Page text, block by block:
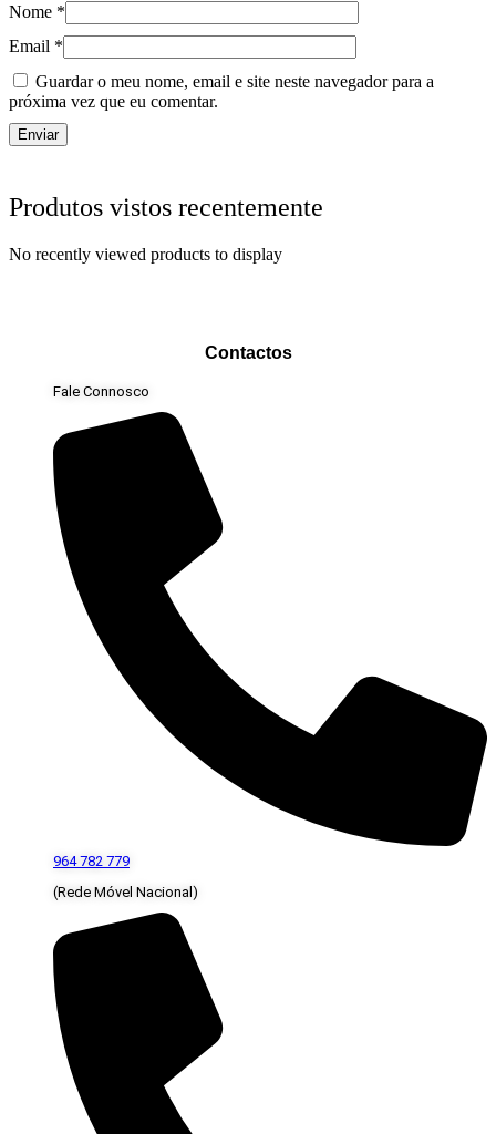
Nome *
Email *
Guardar o meu nome, email e site neste navegador para a
próxima vez que eu comentar.
Produtos vistos recentemente
No recently viewed products to display
Contactos
Fale Connosco
964 782 779
(Rede Móvel Nacional)